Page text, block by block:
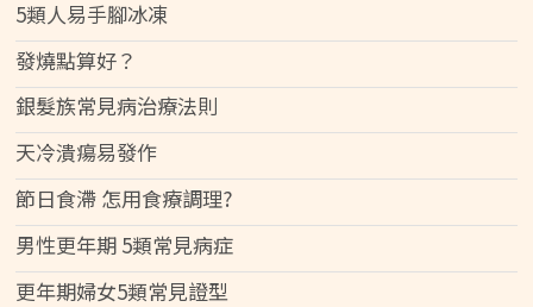
5類人易手腳冰凍
發燒點算好？
銀髮族常見病治療法則
天冷潰瘍易發作
節日食滯 怎用食療調理?
男性更年期 5類常見病症
更年期婦女5類常見證型